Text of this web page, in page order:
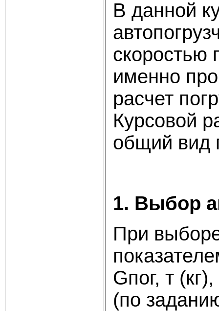
В данной
скоростью
именно
расчет
Курсовой
общий вид
1. Выбор
При
Gпог, т
(по